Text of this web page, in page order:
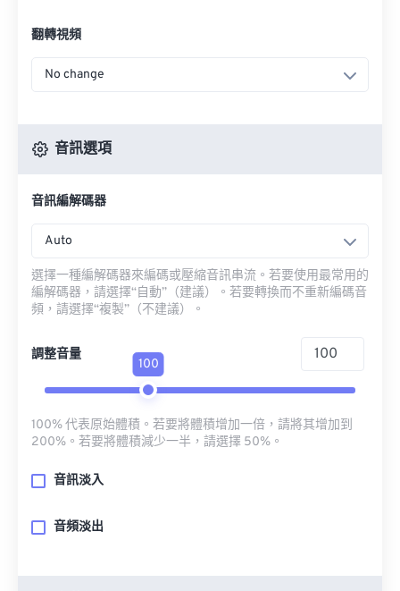
翻轉視頻
No change
音訊選項
音訊編解碼器
Auto
選擇一種編解碼器來編碼或壓縮音訊串流。若要使用最常用的
編解碼器，請選擇“自動”（建議）。若要轉換而不重新編碼音
頻，請選擇“複製”（不建議）。
調整音量
100
100% 代表原始體積。若要將體積增加一倍，請將其增加到
200%。若要將體積減少一半，請選擇 50%。
音訊淡入
音頻淡出